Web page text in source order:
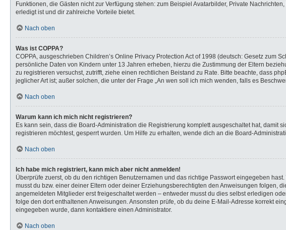
Funktionen, die Gästen nicht zur Verfügung stehen: zum Beispiel Avatarbilder, Private
erledigt ist und dir zahlreiche Vorteile bietet.
Nach oben
Was ist COPPA?
COPPA, ausgeschrieben Children’s Online Privacy Protection Act of 1998 (deutsch: Gesetz zum
persönliche Daten von Kindern unter 13 Jahren erheben, hierzu die Zustimmung der Eltern
zu registrieren versuchst, zutrifft, ziehe einen rechtlichen Beistand zu Rate. Bitte beachte, dass
jeglicher Art ist; außer solchen, die unter der Frage „An wen soll ich mich wenden, falls es
Nach oben
Warum kann ich mich nicht registrieren?
Es kann sein, dass die Board-Administration die Registrierung komplett ausgeschaltet hat,
registrieren möchtest, gesperrt wurden. Um Hilfe zu erhalten, wende dich an die Board-
Nach oben
Ich habe mich registriert, kann mich aber nicht anmelden!
Überprüfe zuerst, ob du den richtigen Benutzernamen und das richtige Passwort eingegeben
musst du bzw. einer deiner Eltern oder deiner Erziehungsberechtigten den Anweisungen folgen,
angemeldeten Mitglieder erst freigeschaltet werden – entweder musst du dies selbst erledigen
folge den dort enthaltenen Anweisungen. Ansonsten prüfe, ob du deine E-Mail-Adresse korrekt
eingegeben wurde, dann kontaktiere einen Administrator.
Nach oben